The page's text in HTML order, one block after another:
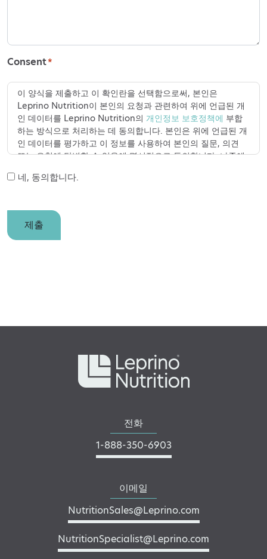
Consent*
이 양식을 제출하고 이 확인란을 선택함으로써, 본인은
Leprino Nutrition이 본인의 요청과 관련하여 위에 언급된 개
인 데이터를 Leprino Nutrition의 개인정보 보호정책에 부합
하는 방식으로 처리하는 데 동의합니다. 본인은 위에 언급된 개
인 데이터를 평가하고 이 정보를 사용하여 본인의 질문, 의견
또는 요청에 답변할 수 있음에 명시적으로 동의합니다. 나중에
30일 이내에 레프리노 뉴트리션에 연락하여 개인 데이터 삭제
https://leprinonutrition.com/privacy-policy
dataprivacy@leprinofoods.com
를 철회할 수 있습니다.
네, 동의합니다.
제출
전화
1-888-350-6903
이메일
NutritionSales@Leprino.com
NutritionSpecialist@Leprino.com